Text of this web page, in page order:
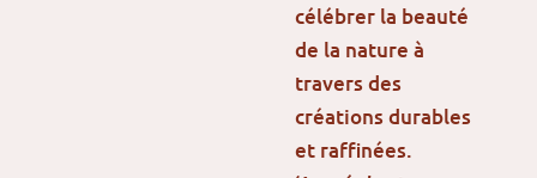
célébrer la beauté
de la nature à
travers des
créations durables
et raffinées.